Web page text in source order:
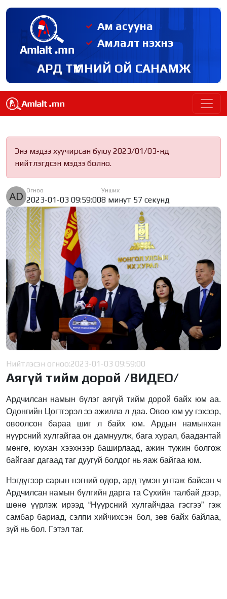
Ам асууна
Амлалт нэхнэ
АРД ТҮМНИЙ ОЙ САНАМЖ
Энэ мэдээ хуучирсан буюу 2023/01/03-нд
нийтлэгдсэн мэдээ болно.
Огноо
2023-01-03 09:59:00
Унших
8 минут 57 секунд
Нийтлэсэн огноо:2023-01-03 09:59:00
Аягүй тийм дорой /ВИДЕО/
Ардчилсан намын бүлэг аягүй тийм дорой байх юм аа.
Одонгийн Цогтгэрэл ээ ажилла л даа. Овоо юм уу гэхээр,
овоолсон бараа шиг л байх юм. Ардын намынхан
нүүрсний хулгайгаа он дамнуулж, бага хурал, баадантай
мөнгө, юухан хээхнээр баширлаад, ажин түжин болгож
байгааг дагаад таг дуугүй болдог нь яаж байгаа юм.
Нэгдүгээр сарын нэгний өдөр, ард түмэн унтаж байсан ч
Ардчилсан намын бүлгийн дарга та Сүхийн талбай дээр,
шөнө үүрлэж ирээд “Нүүрсний хулгайчдаа гэсгээ” гэж
самбар бариад, сэлпи хийчихсэн бол, зөв байх байлаа,
зүй нь бол. Гэтэл таг.